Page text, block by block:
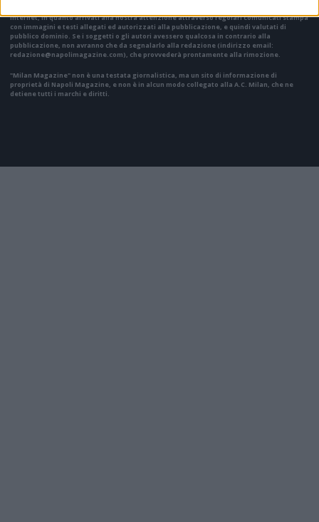
internet, in quanto arrivati alla nostra attenzione attraverso regolari comunicati stampa
con immagini e testi allegati ed autorizzati alla pubblicazione, e quindi valutati di
pubblico dominio. Se i soggetti o gli autori avessero qualcosa in contrario alla
pubblicazione, non avranno che da segnalarlo alla redazione (indirizzo email:
redazione@napolimagazine.com), che provvederà prontamente alla rimozione.
"Milan Magazine" non è una testata giornalistica, ma un sito di informazione di
proprietà di Napoli Magazine, e non è in alcun modo collegato alla A.C. Milan, che ne
detiene tutti i marchi e diritti.